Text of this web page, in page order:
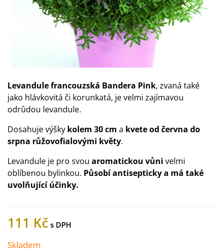
Levandule francouzská Bandera Pink, zvaná také
jako hlávkovitá či korunkatá, je velmi zajímavou
odrůdou levandule.
Dosahuje výšky kolem 30 cm a kvete od června do
srpna růžovofialovými květy.
Levandule je pro svou aromatickou vůni velmi
oblíbenou bylinkou. Působí antisepticky a má také
uvolňující účinky.
111 Kč
Skladem